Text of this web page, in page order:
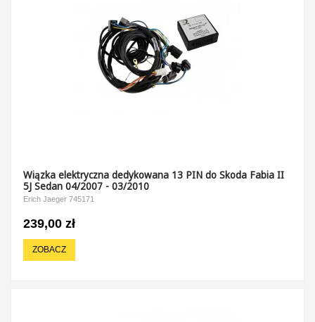
Wiązka elektryczna dedykowana 13 PIN do Skoda Fabia II
5J Sedan 04/2007 - 03/2010
Erich Jaeger 745171
239,00 zł
ZOBACZ